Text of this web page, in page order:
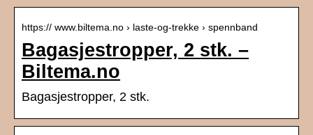
https:// www.biltema.no › laste-og-trekke › spennband
Bagasjestropper, 2 stk. –
Biltema.no
Bagasjestropper, 2 stk.